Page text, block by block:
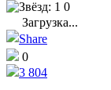
0
Загрузка...
0
3 804